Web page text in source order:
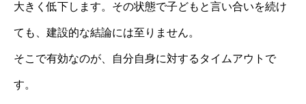
大きく低下します。その状態で子どもと言い合いを続け
ても、建設的な結論には至りません。
そこで有効なのが、自分自身に対するタイムアウトで
す。